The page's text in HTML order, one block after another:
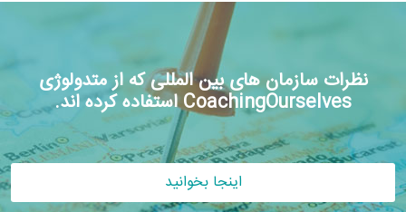
نظرات سازمان های بین المللی که از متدولوژی
CoachingOurselves استفاده کرده اند.
اینجا بخوانید